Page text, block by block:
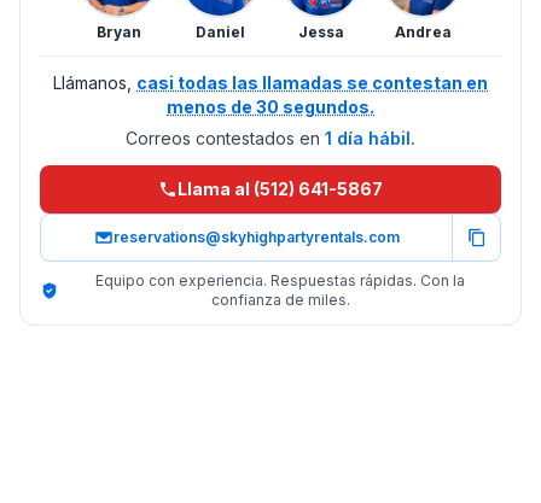
Bryan Daniel Jessa Andrea
Llámanos, casi todas las llamadas se contestan en
menos de 30 segundos.
Correos contestados en 1 día hábil.
Llama al (512) 641-5867
reservations@skyhighpartyrentals.com
Equipo con experiencia. Respuestas rápidas. Con la
confianza de miles.